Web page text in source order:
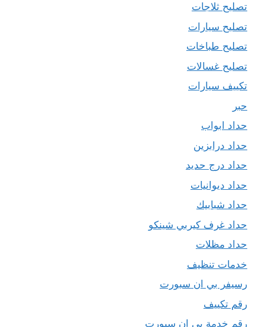
تصليح ثلاجات
تصليح سيارات
تصليح طباخات
تصليح غسالات
تكييف سيارات
حبر
حداد ابواب
حداد درابزين
حداد درج حديد
حداد ديوانيات
حداد شبابيك
حداد غرف كيربي شينكو
حداد مظلات
خدمات تنظيف
رسيفر بي ان سبورت
رقم تكييف
رقم خدمة بي ان سبورت